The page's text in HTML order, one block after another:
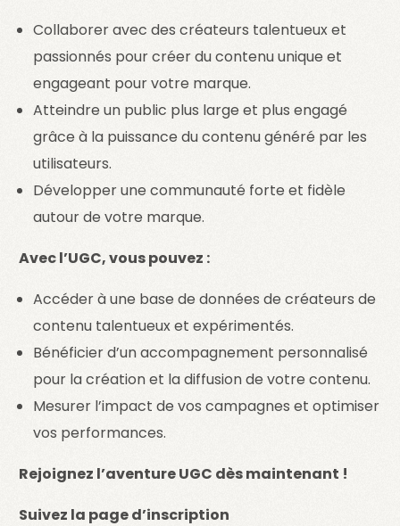
Collaborer avec des créateurs talentueux et
passionnés pour créer du contenu unique et
engageant pour votre marque.
Atteindre un public plus large et plus engagé
grâce à la puissance du contenu généré par les
utilisateurs.
Développer une communauté forte et fidèle
autour de votre marque.
Avec l’UGC, vous pouvez :
Accéder à une base de données de créateurs de
contenu talentueux et expérimentés.
Bénéficier d’un accompagnement personnalisé
pour la création et la diffusion de votre contenu.
Mesurer l’impact de vos campagnes et optimiser
vos performances.
Rejoignez l’aventure UGC dès maintenant !
Suivez la page d’inscription